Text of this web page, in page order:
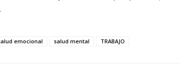
emocional salud mental TRABAJO